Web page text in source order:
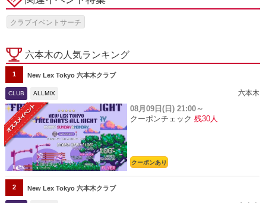
クラブイベントサーチ
六本木の人気ランキング
1 New Lex Tokyo 六本木クラブ
CLUB ALLMIX 六本木
08月09日(日) 21:00～
クーポンチェック 残30人
クーポンあり
2 New Lex Tokyo 六本木クラブ